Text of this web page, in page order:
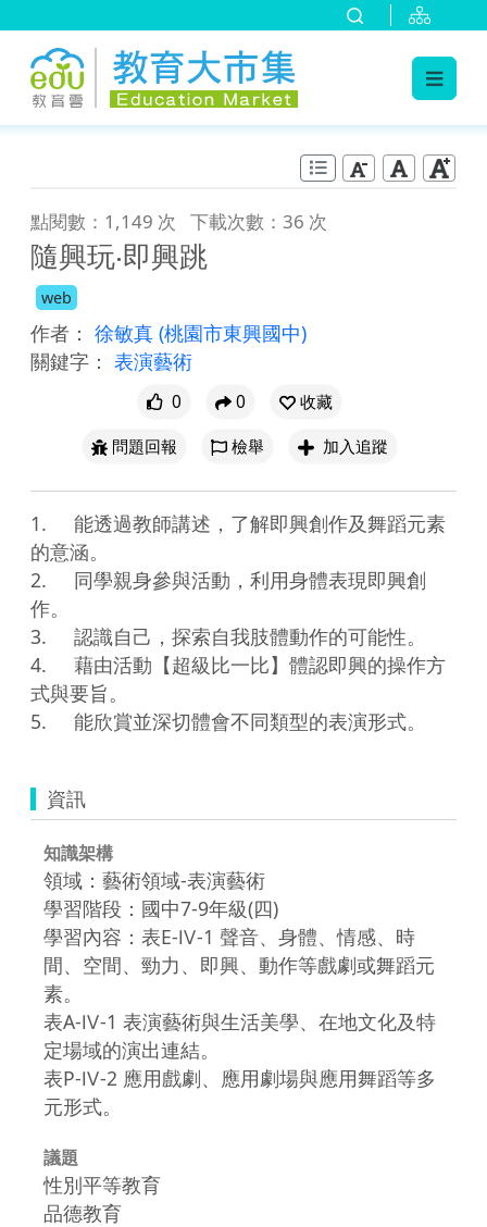
點閱數：1,149 次 下載次數：36 次
隨興玩‧即興跳
web
作者： 徐敏真 (桃園市東興國中)
關鍵字： 表演藝術
0 0
收藏
問題回報
檢舉 加入追蹤
1.	能透過教師講述，了解即興創作及舞蹈元素
的意涵。
2.	同學親身參與活動，利用身體表現即興創
作。
3.	認識自己，探索自我肢體動作的可能性。
4.	藉由活動【超級比一比】體認即興的操作方
式與要旨。
5.	能欣賞並深切體會不同類型的表演形式。
資訊
知識架構
領域：藝術領域-表演藝術
學習階段：國中7-9年級(四)
學習內容：表E-Ⅳ-1 聲音、身體、情感、時
間、空間、勁力、即興、動作等戲劇或舞蹈元
素。
表A-Ⅳ-1 表演藝術與生活美學、在地文化及特
定場域的演出連結。
表P-Ⅳ-2 應用戲劇、應用劇場與應用舞蹈等多
元形式。
議題
性別平等教育
品德教育